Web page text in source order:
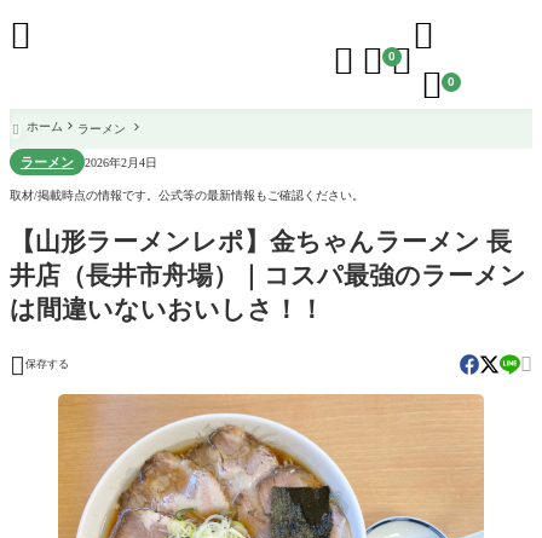
  0

 0

 ホーム ラーメン
ラーメン 2026年2月4日
取材/掲載時点の情報です。公式等の最新情報もご確認ください。
【山形ラーメンレポ】金ちゃんラーメン 長
井店（長井市舟場）｜コスパ最強のラーメン
は間違いないおいしさ！！
 保存する 